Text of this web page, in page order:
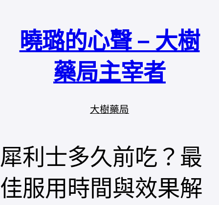
曉璐的心聲 – 大樹
藥局主宰者
大樹藥局
犀利士多久前吃？最
佳服用時間與效果解